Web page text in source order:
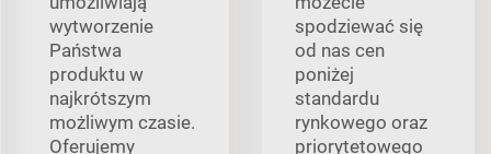
wytworzenie
Państwa
produktu w
najkrótszym
możliwym czasie.
Oferujemy
spodziewać się
od nas cen
poniżej
standardu
rynkowego oraz
priorytetowego